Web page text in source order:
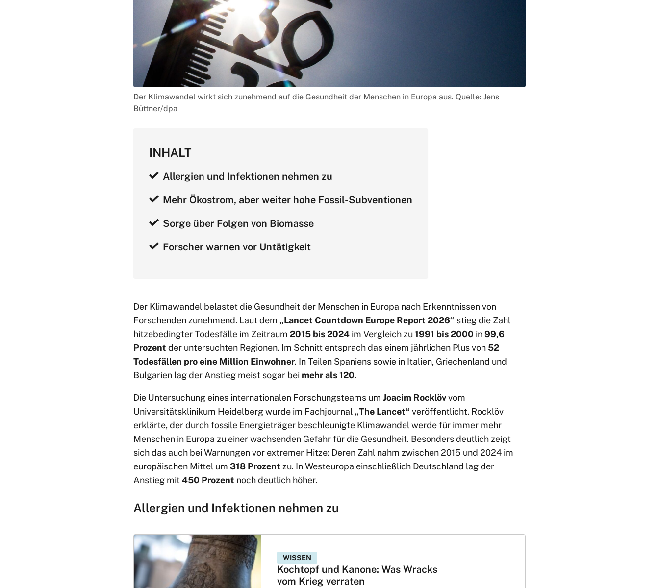
Der Klimawandel wirkt sich zunehmend auf die Gesundheit der Menschen in Europa aus. Quelle: Jens
Büttner/dpa
INHALT
Allergien und Infektionen nehmen zu
Mehr Ökostrom, aber weiter hohe Fossil-Subventionen
Sorge über Folgen von Biomasse
Forscher warnen vor Untätigkeit
Der Klimawandel belastet die Gesundheit der Menschen in Europa nach Erkenntnissen von
Forschenden zunehmend. Laut dem „Lancet Countdown Europe Report 2026“ stieg die Zahl
hitzebedingter Todesfälle im Zeitraum 2015 bis 2024 im Vergleich zu 1991 bis 2000 in99,6
Prozent der untersuchten Regionen. Im Schnitt entsprach das einem jährlichen Plus von 52
Todesfällen pro eine Million Einwohner. In Teilen Spaniens sowie in Italien, Griechenland und
Bulgarien lag der Anstieg meist sogar bei mehr als 120.
Die Untersuchung eines internationalen Forschungsteams um Joacim Rocklövvom
Universitätsklinikum Heidelberg wurde im Fachjournal „The Lancet“ veröffentlicht. Rocklöv
erklärte, der durch fossile Energieträger beschleunigte Klimawandel werde für immer mehr
Menschen in Europa zu einer wachsenden Gefahr für die Gesundheit. Besonders deutlich zeigt
sich das auch bei Warnungen vor extremer Hitze: Deren Zahl nahm zwischen 2015 und 2024 im
europäischen Mittel um 318 Prozent zu. In Westeuropa einschließlich Deutschland lag der
Anstieg mit 450 Prozent noch deutlich höher.
Allergien und Infektionen nehmen zu
WISSEN
Kochtopf und Kanone: Was Wracks
vom Krieg verraten